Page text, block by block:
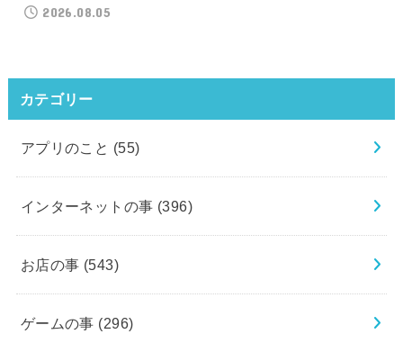
2026.08.05
カテゴリー
アプリのこと (55)
インターネットの事 (396)
お店の事 (543)
ゲームの事 (296)